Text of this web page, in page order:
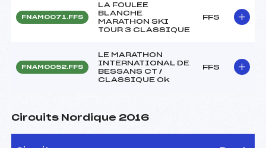
FNAM0071.FFS
LA FOULEE
BLANCHE
MARATHON SKI
TOUR 3 CLASSIQUE
FFS
FNAM0052.FFS
LE MARATHON
INTERNATIONAL DE
BESSANS CT /
CLASSIQUE Ok
FFS
Circuits Nordique 2016